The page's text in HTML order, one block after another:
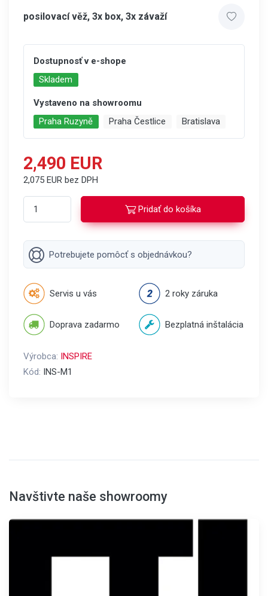
posilovací věž, 3x box, 3x závaží
Dostupnosť v e-shope
Skladem
Vystaveno na showroomu
Praha Ruzyně
Praha Čestlice Bratislava
2,490 EUR
2,075 EUR bez DPH
Pridať do košíka
Potrebujete pomôcť s objednávkou?
Servis u vás 2 roky záruka
Doprava zadarmo Bezplatná inštalácia
Výrobca: INSPIRE
Kód: INS-M1
Navštivte naše showroomy